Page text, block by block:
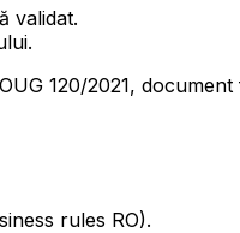
validat.
120/2021,
rules RO).